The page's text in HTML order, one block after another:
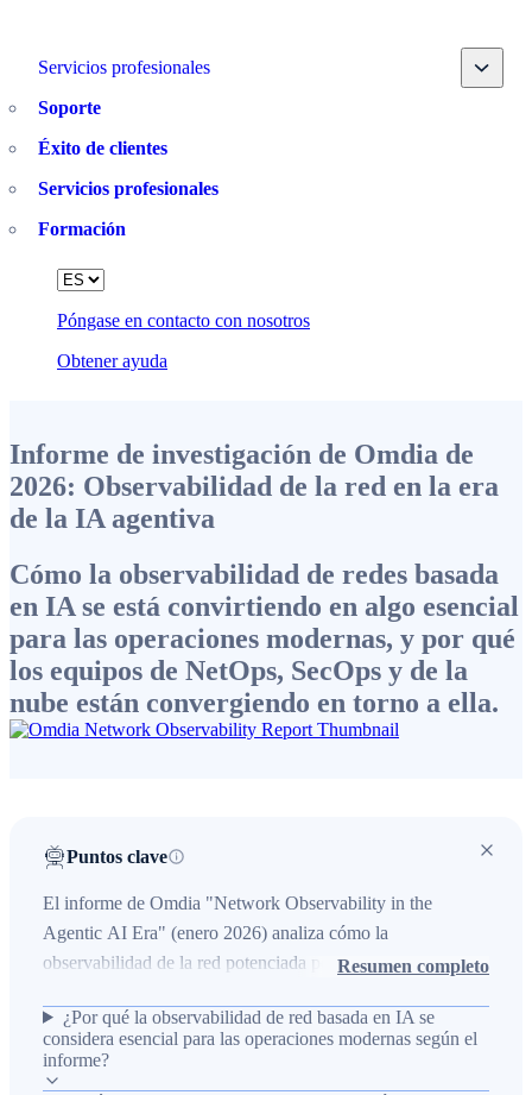
Servicios profesionales Toggle
Soporte
Éxito de clientes
Servicios profesionales
Formación
Póngase en contacto con nosotros
Obtener ayuda
Language
Informe de investigación de Omdia de
2026: Observabilidad de la red en la era
de la IA agentiva
Cómo la observabilidad de redes basada
en IA se está convirtiendo en algo esencial
para las operaciones modernas, y por qué
los equipos de NetOps, SecOps y de la
nube están convergiendo en torno a ella.
Puntos clave
El informe de Omdia "Network Observability in the
Agentic AI Era" (enero 2026) analiza cómo la
observabilidad de la red potenciada por IA agentiva se ha
mejorar visibilidad, automatización y resolución de
problemas en entornos empresariales. Basado en una
encuesta a 385 profesionales de redes de Norteamérica, el
Resumen completo
¿Por qué la observabilidad de red basada en IA se
considera esencial para las operaciones modernas según el
informe?